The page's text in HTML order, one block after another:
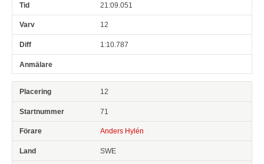
21:09.051
12
1:10.787
12
71
Anders Hylén
SWE